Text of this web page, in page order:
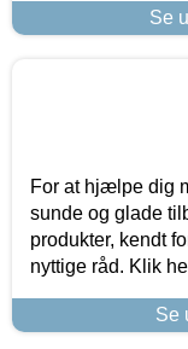
Se
For at hjælpe dig
sunde og glade
produkter, kendt
nyttige råd. Klik
Se